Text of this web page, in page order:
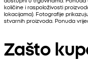
količine i raspoloživosti
lokacijama). Fotografije
stvarnih proizvoda. Ponuda
Zašto